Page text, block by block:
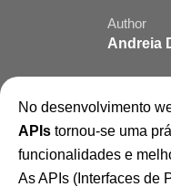
Author
Andreia
No desenvolvimento
APIs tornou-se uma
funcionalidades e
As APIs (Interfaces de